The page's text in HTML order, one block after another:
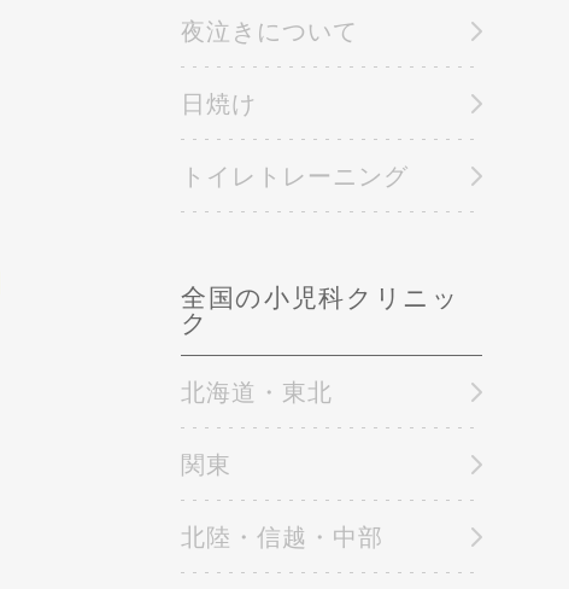
夜泣きについて
日焼け
トイレトレーニング
全国の小児科クリニッ
ク
北海道・東北
関東
北陸・信越・中部